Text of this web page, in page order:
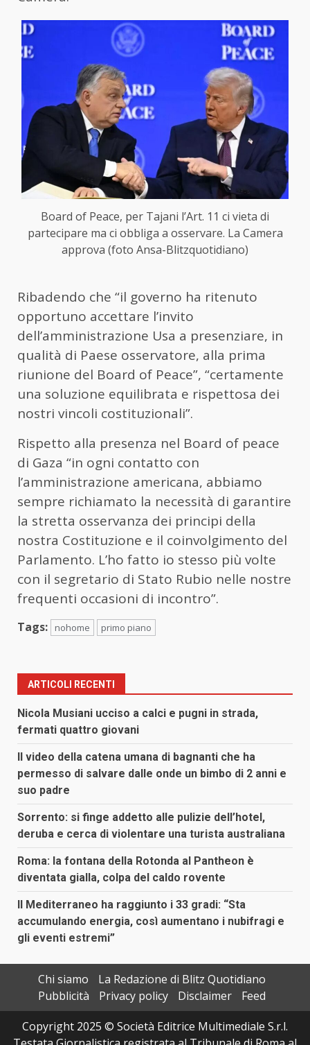
Board of Peace, per Tajani l’Art. 11 ci vieta di
partecipare ma ci obbliga a osservare. La Camera
approva (foto Ansa-Blitzquotidiano)
Ribadendo che “il governo ha ritenuto
opportuno accettare l’invito
dell’amministrazione Usa a presenziare, in
qualità di Paese osservatore, alla prima
riunione del Board of Peace”, “certamente
una soluzione equilibrata e rispettosa dei
nostri vincoli costituzionali”.
Rispetto alla presenza nel Board of peace
di Gaza “in ogni contatto con
l’amministrazione americana, abbiamo
sempre richiamato la necessità di garantire
la stretta osservanza dei principi della
nostra Costituzione e il coinvolgimento del
Parlamento. L’ho fatto io stesso più volte
con il segretario di Stato Rubio nelle nostre
frequenti occasioni di incontro”.
Tags: nohome primo piano
ARTICOLI RECENTI
Nicola Musiani ucciso a calci e pugni in strada,
fermati quattro giovani
Il video della catena umana di bagnanti che ha
permesso di salvare dalle onde un bimbo di 2 anni e
suo padre
Sorrento: si finge addetto alle pulizie dell’hotel,
deruba e cerca di violentare una turista australiana
Roma: la fontana della Rotonda al Pantheon è
diventata gialla, colpa del caldo rovente
Il Mediterraneo ha raggiunto i 33 gradi: “Sta
accumulando energia, così aumentano i nubifragi e
gli eventi estremi”
Chi siamo
La Redazione di Blitz Quotidiano
Pubblicità
Privacy policy Disclaimer
Feed
Copyright 2025 © Società Editrice Multimediale S.r.l.